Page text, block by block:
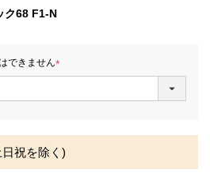
がございます。また、発送予定も変更になる
す。
ク68 F1-N
できません
(
祝を除く)